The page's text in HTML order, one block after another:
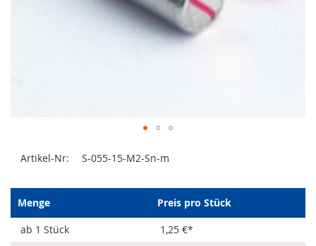
Anfang
Bildergalerie
springen
Artikel-Nr: S-055-15-M2-Sn-m
Menge
Preis pro Stück
ab 1 Stück
1,25 €*